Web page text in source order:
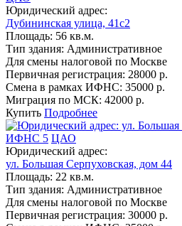
Юридический адрес:
Дубининская улица, 41с2
Площадь: 56 кв.м.
Тип здания: Административное
Для смены налоговой по Москве
Первичная регистрация: 28000 р.
Смена в рамках ИФНС: 35000 р.
Миграция по МСК: 42000 р.
Купить Подробнее
ИФНС 5 ЦАО
Юридический адрес:
ул. Большая Серпуховская, дом 44
Площадь: 22 кв.м.
Тип здания: Административное
Для смены налоговой по Москве
Первичная регистрация: 30000 р.